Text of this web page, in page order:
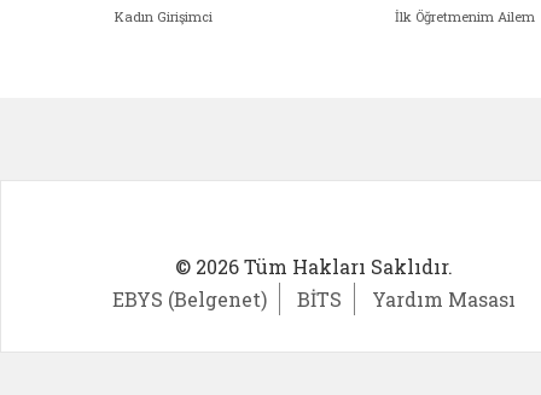
Kadın Girişimci İlk Öğretmenim Ailem
© 2026 Tüm Hakları Saklıdır.
EBYS (Belgenet)
BİTS Yardım Masası